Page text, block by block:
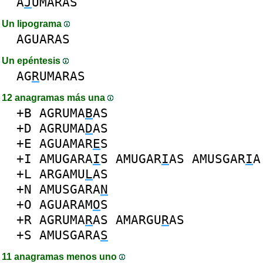
Un lipograma
AGUARAS
Un epéntesis
AGRUMARAS
12 anagramas más una
+B AGRUMABAS
+D AGRUMADAS
+E AGUAMARES
+I AMUGARAIS AMUGARIAS AMUSGARIA
+L ARGAMULAS
+N AMUSGARAN
+O AGUARAMOS
+R AGRUMARAS AMARGURAS
+S AMUSGARAS
11 anagramas menos uno